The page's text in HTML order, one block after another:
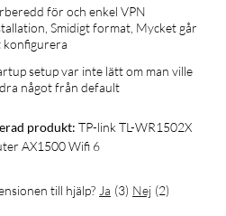
till ett trådlöst nätverk.
med en switch. Du kan också
routerns USB-port för att på så
är uppkopplade mot ditt wifi-
runt
din data var som helst i
för och enkel VPN
Smidigt format, Mycket går
konfigurera
setup var inte lätt om man ville
något från default
produkt: TP-link TL-WR1502X
AX1500 Wifi 6
till hjälp? Ja (3) Nej (2)